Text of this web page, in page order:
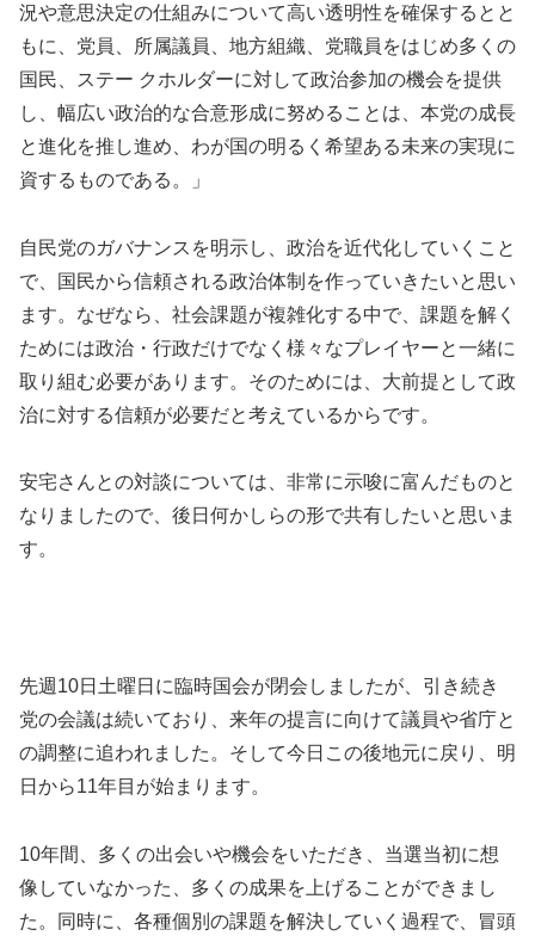
況や意思決定の仕組みについて高い透明性を確保するとと
もに、党員、所属議員、地方組織、党職員をはじめ多くの
国民、ステー クホルダーに対して政治参加の機会を提供
し、幅広い政治的な合意形成に努めることは、本党の成長
と進化を推し進め、わが国の明るく希望ある未来の実現に
資するものである。」
自民党のガバナンスを明示し、政治を近代化していくこと
で、国民から信頼される政治体制を作っていきたいと思い
ます。なぜなら、社会課題が複雑化する中で、課題を解く
ためには政治・行政だけでなく様々なプレイヤーと一緒に
取り組む必要があります。そのためには、大前提として政
治に対する信頼が必要だと考えているからです。
安宅さんとの対談については、非常に示唆に富んだものと
なりましたので、後日何かしらの形で共有したいと思いま
す。
先週10日土曜日に臨時国会が閉会しましたが、引き続き
党の会議は続いており、来年の提言に向けて議員や省庁と
の調整に追われました。そして今日この後地元に戻り、明
日から11年目が始まります。
10年間、多くの出会いや機会をいただき、当選当初に想
像していなかった、多くの成果を上げることができまし
た。同時に、各種個別の課題を解決していく過程で、冒頭